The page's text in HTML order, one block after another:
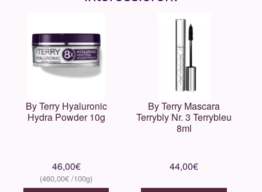
By Terry Hyaluronic
Hydra Powder 10g
46,00€
460,00€
By Terry Mascara
Terrybly Nr. 3 Terrybleu
8ml
44,00€